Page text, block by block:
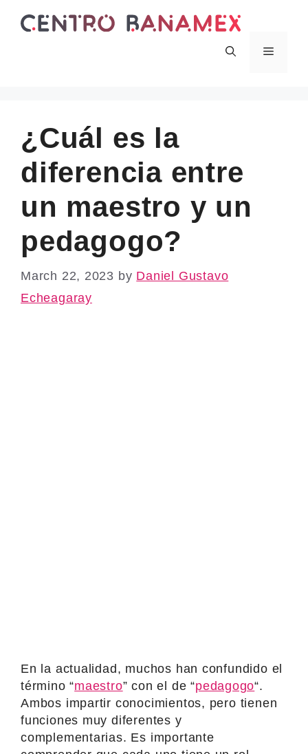
Menu
¿Cuál es la
diferencia entre
un maestro y un
pedagogo?
March 22, 2023 by Daniel Gustavo
Echeagaray
En la actualidad, muchos han confundido el
término “maestro” con el de “pedagogo“.
Ambos impartir conocimientos, pero tienen
funciones muy diferentes y
complementarias. Es importante